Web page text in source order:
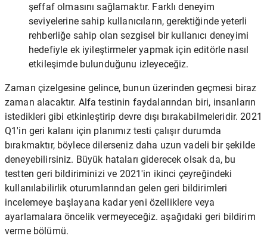
şeffaf olmasını sağlamaktır. Farklı deneyim
seviyelerine sahip kullanıcıların, gerektiğinde yeterli
rehberliğe sahip olan sezgisel bir kullanıcı deneyimi
hedefiyle ek iyileştirmeler yapmak için editörle nasıl
etkileşimde bulunduğunu izleyeceğiz.
Zaman çizelgesine gelince, bunun üzerinden geçmesi biraz
zaman alacaktır. Alfa testinin faydalarından biri, insanların
istedikleri gibi etkinleştirip devre dışı bırakabilmeleridir. 2021
Q1'in geri kalanı için planımız testi çalışır durumda
bırakmaktır, böylece dilerseniz daha uzun vadeli bir şekilde
deneyebilirsiniz. Büyük hataları giderecek olsak da, bu
testten geri bildiriminizi ve 2021'in ikinci çeyreğindeki
kullanılabilirlik oturumlarından gelen geri bildirimleri
incelemeye başlayana kadar yeni özelliklere veya
ayarlamalara öncelik vermeyeceğiz. aşağıdaki geri bildirim
verme bölümü.